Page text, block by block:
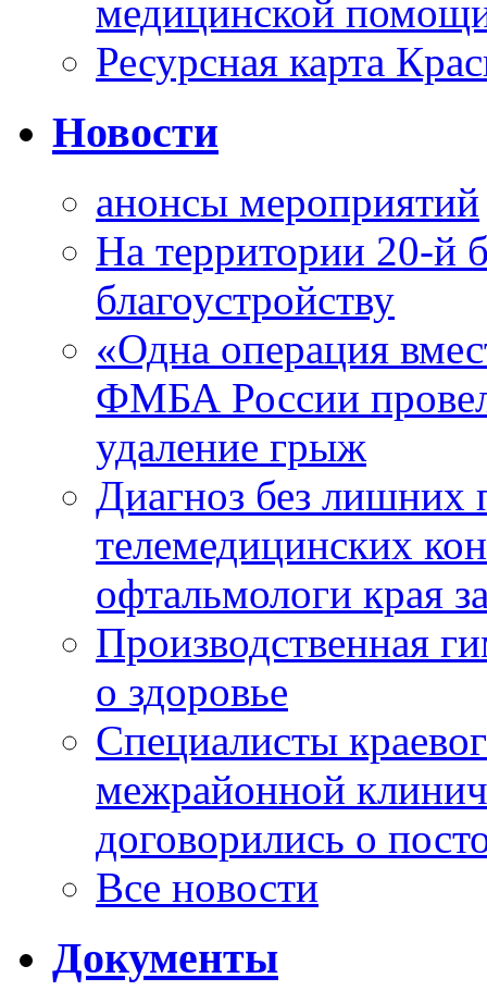
медицинской
Ресурсная карта
Новости
анонсы мероприятий
На территории 20-й
благоустройству
«Одна операция
ФМБА России
удаление грыж
Диагноз без лишних
телемедицинских
офтальмологи края
Производственная
о здоровье
Специалисты
межрайонной
договорились о
Все новости
Документы